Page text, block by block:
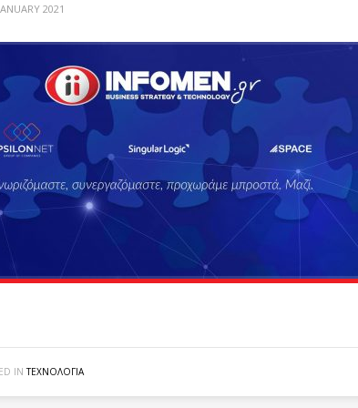
2021
IN ΤΕΧΝΟΛΟΓΙΑ